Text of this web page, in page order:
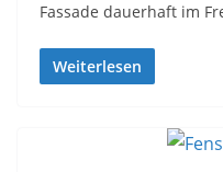
Fassade dauerhaft im
Weiterlesen